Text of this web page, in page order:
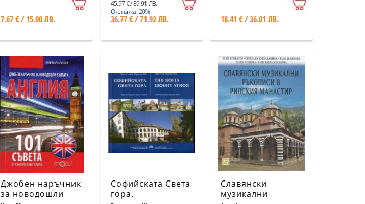
7.67 € / 15.00 ЛВ.
Филателия
45.97 € / 89.91 ЛВ.
Отстъпка -20%
36.77 € / 71.92 ЛВ.
справочник)
18.41 € / 36.01 ЛВ.
Джобен наръчник
за новодошли
Софийската Света
гора.
Славянски
музикални